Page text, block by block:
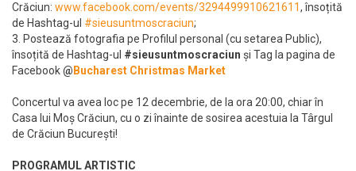
Crăciun: www.facebook.com/events/3294499910621611, însoțită
de Hashtag-ul #sieusuntmoscraciun;
3. Postează fotografia pe Profilul personal (cu setarea Public),
însoțită de Hashtag-ul #sieusuntmoscraciun și Tag la pagina de
Facebook@ Bucharest Christmas Market
Concertul va avea loc pe 12 decembrie, de la ora 20:00, chiar în
Casa lui Moș Crăciun, cu o zi înainte de sosirea acestuia la Târgul
de Crăciun București!
PROGRAMUL ARTISTIC